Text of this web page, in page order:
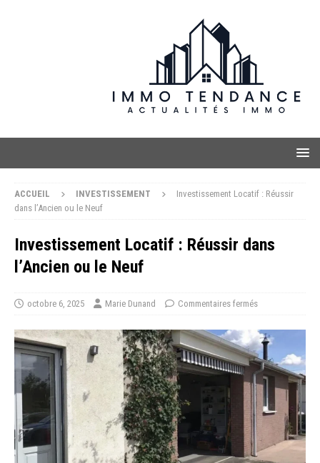
ACCUEIL INVESTISSEMENT
Investissement Locatif : Réussir
dans l’Ancien ou le Neuf
Investissement Locatif : Réussir dans
l’Ancien ou le Neuf
octobre 6, 2025 Marie Dunand Commentaires fermés